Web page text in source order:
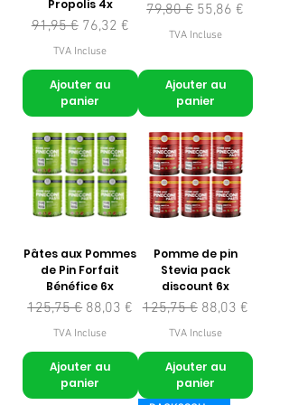
Propolis 4x
Prix original
91,95 € Prix promotionnel
76,32 €
TVA Incluse
Ajouter au
panier
Prix original
79,80 € Prix
55,86 €
TVA Incluse
Ajouter au
panier
Pâtes aux Pommes
de Pin Forfait
Bénéfice 6x
Prix original
125,75 € Prix promotionnel
88,03 €
TVA Incluse
Ajouter au
panier
Pomme de pin
Stevia pack
discount 6x
Prix original
125,75 € Prix
88,03 €
TVA Incluse
Ajouter au
panier